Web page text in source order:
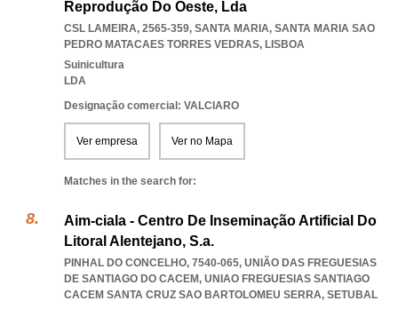
Reprodução Do Oeste, Lda
CSL LAMEIRA, 2565-359, SANTA MARIA, SANTA MARIA SAO
PEDRO MATACAES TORRES VEDRAS, LISBOA
Suinicultura
LDA
Designação comercial: VALCIARO
Ver empresa Ver no Mapa
Matches in the search for:
Aim-ciala - Centro De Inseminação Artificial Do
Litoral Alentejano, S.a.
PINHAL DO CONCELHO, 7540-065, UNIÃO DAS FREGUESIAS
DE SANTIAGO DO CACEM, UNIAO FREGUESIAS SANTIAGO
CACEM SANTA CRUZ SAO BARTOLOMEU SERRA, SETUBAL